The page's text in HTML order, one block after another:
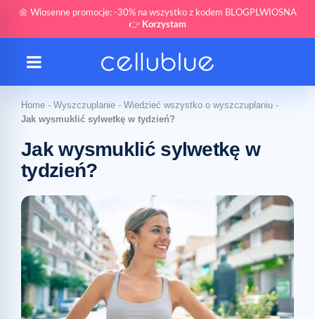
🌼 Wiosenne promocje: -30% na wszystko z kodem BLOGPLWIOSNA
👉 Korzystam
Home - Wyszczuplanie - Wiedzieć wszystko o wyszczuplaniu -
Jak wysmuklić sylwetkę w tydzień?
Jak wysmuklić sylwetkę w
tydzień?